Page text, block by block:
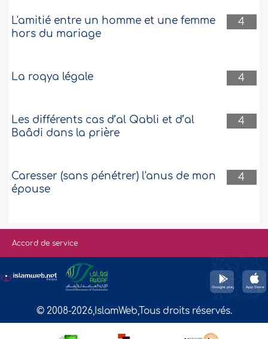
4
L'amitié entre un homme et une femme
hors du mariage
4
La roqya légale
4
Les différents cas d’al Qabli et d’al
Baâdi dans la prière
4
Caresser (sans pénétrer) l'anus de mon
épouse
Accord de service
© 2008-2026,IslamWeb,Tous droits réservés.